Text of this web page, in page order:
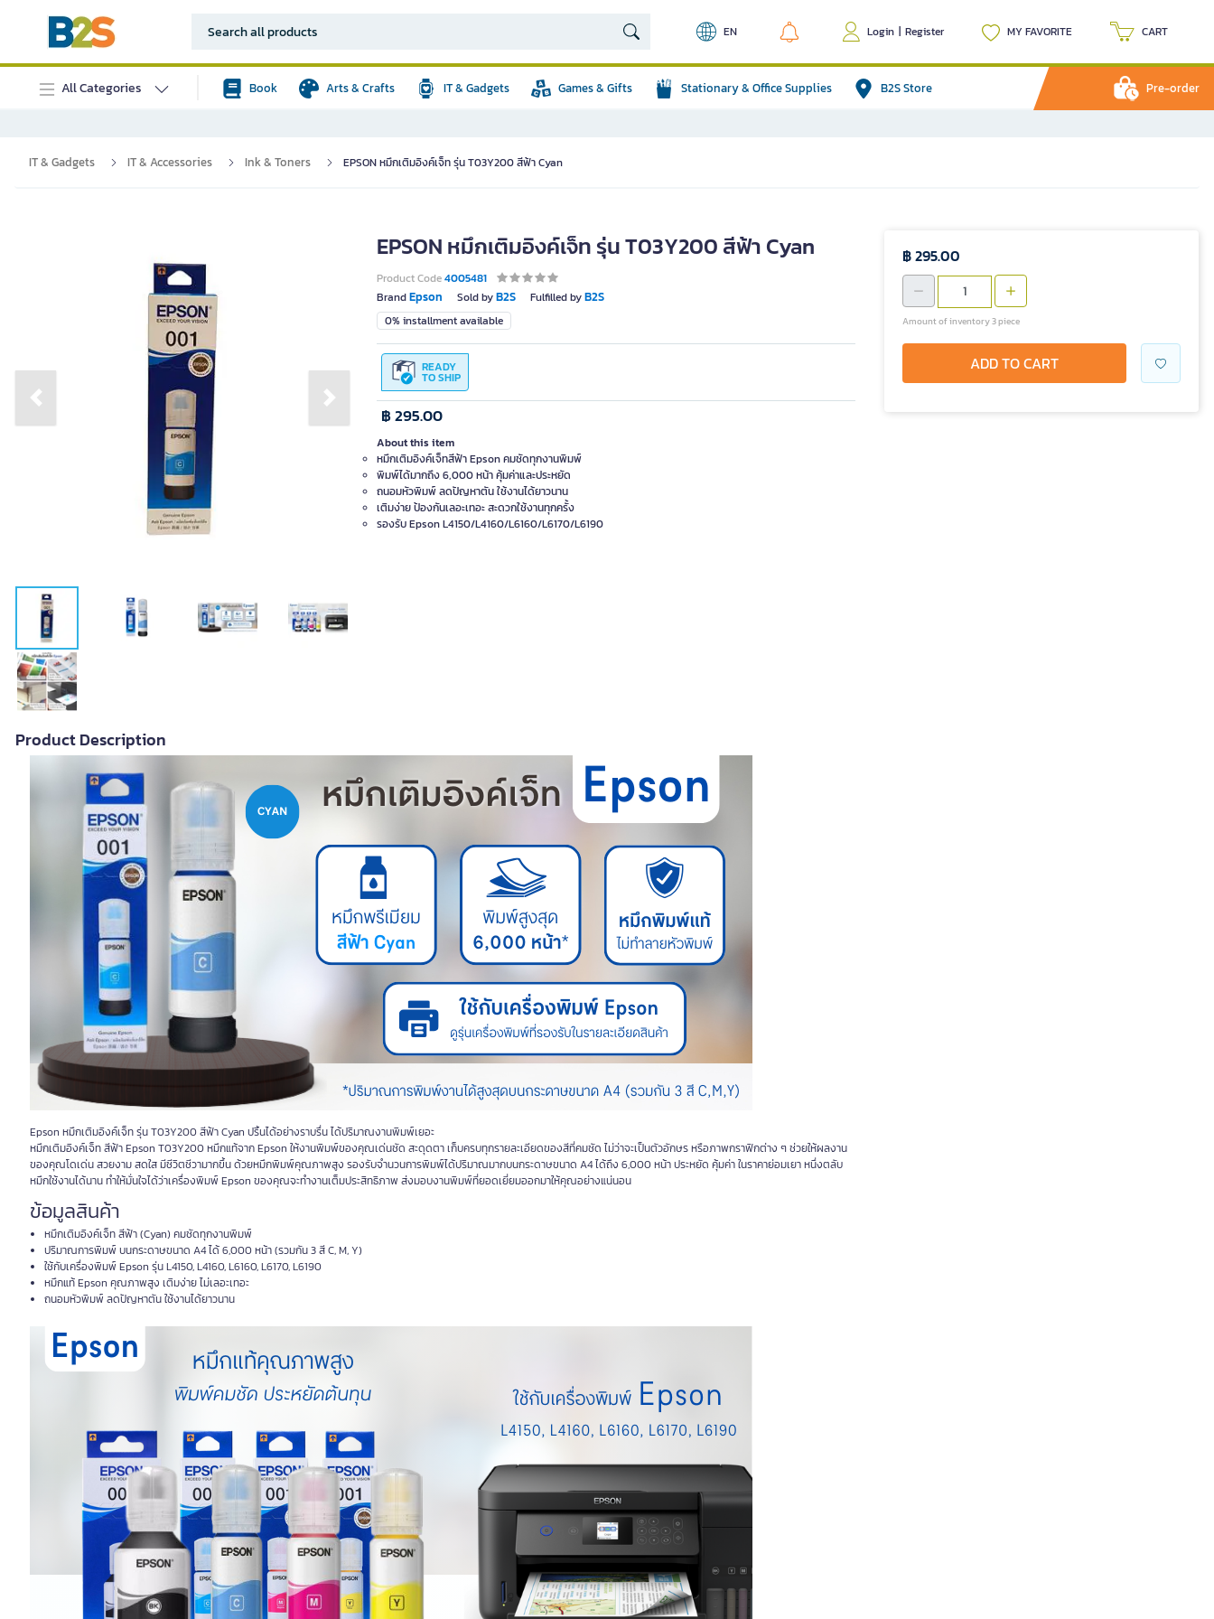
EN Login | Register MY FAVORITE CART
All Categories Book Arts & Crafts IT & Gadgets Games & Gifts Stationary & Office Supplies B2S Store Pre-order
IT & Gadgets IT & Accessories Ink & Toners EPSON หมึกเติมอิงค์เจ็ท รุ่น T03Y200 สีฟ้า Cyan
Previous slide Next slide
EPSON หมึกเติมอิงค์เจ็ท รุ่น T03Y200 สีฟ้า Cyan
Product Code4005481
BrandEpson Sold byB2S Fulfilled byB2S
0% installment available
READY
TO SHIP
฿ 295.00
About this item
หมึกเติมอิงค์เจ็ทสีฟ้า Epson คมชัดทุกงานพิมพ์
พิมพ์ได้มากถึง 6,000 หน้า คุ้มค่าและประหยัด
ถนอมหัวพิมพ์ ลดปัญหาตัน ใช้งานได้ยาวนาน
เติมง่าย ป้องกันเลอะเทอะ สะดวกใช้งานทุกครั้ง
รองรับ Epson L4150/L4160/L6160/L6170/L6190
Product Description
Epson หมึกเติมอิงค์เจ็ท รุ่น T03Y200 สีฟ้า Cyan ปริ้นได้อย่างราบรื่น ได้ปริมาณงานพิมพ์เยอะ
หมึกเติมอิงค์เจ็ท สีฟ้า Epson T03Y200 หมึกแท้จาก Epson ให้งานพิมพ์ของคุณเด่นชัด สะดุดตา เก็บครบทุกรายละเอียดของสีที่คมชัด ไม่ว่าจะเป็นตัวอักษร หรือภาพกราฟิกต่าง ๆ ช่วยให้ผลงาน
ของคุณโดเด่น สวยงาม สดใส มีชีวิตชีวามากขึ้น ด้วยหมึกพิมพ์คุณภาพสูง รองรับจำนวนการพิมพ์ได้ปริมาณมากบนกระดาษขนาด A4 ได้ถึง 6,000 หน้า ประหยัด คุ้มค่า ในราคาย่อมเยา หนึ่งตลับ
หมึกใช้งานได้นาน ทำให้มั่นใจได้ว่าเครื่องพิมพ์ Epson ของคุณจะทำงานเต็มประสิทธิภาพ ส่งมอบงานพิมพ์ที่ยอดเยี่ยมออกมาให้คุณอย่างแน่นอน
ข้อมูลสินค้า
หมึกเติมอิงค์เจ็ท สีฟ้า (Cyan) คมชัดทุกงานพิมพ์
ปริมาณการพิมพ์ บนกระดาษขนาด A4 ได้ 6,000 หน้า (รวมกัน 3 สี C, M, Y)
ใช้กับเครื่องพิมพ์ Epson รุ่น L4150, L4160, L6160, L6170, L6190
หมึกแท้ Epson คุณภาพสูง เติมง่าย ไม่เลอะเทอะ
ถนอมหัวพิมพ์ ลดปัญหาตัน ใช้งานได้ยาวนาน
฿ 295.00
Amount of inventory 3 piece
ADD TO CART